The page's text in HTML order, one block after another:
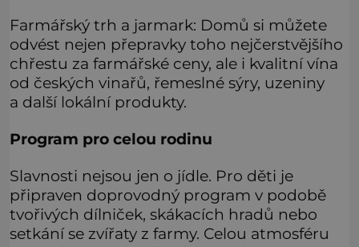
Farmářský trh a jarmark: Domů si můžete
odvést nejen přepravky toho nejčerstvějšího
chřestu za farmářské ceny, ale i kvalitní vína
od českých vinařů, řemeslné sýry, uzeniny
a další lokální produkty.
Program pro celou rodinu
Slavnosti nejsou jen o jídle. Pro děti je
připraven doprovodný program v podobě
tvořivých dílniček, skákacích hradů nebo
setkání se zvířaty z farmy. Celou atmosféru